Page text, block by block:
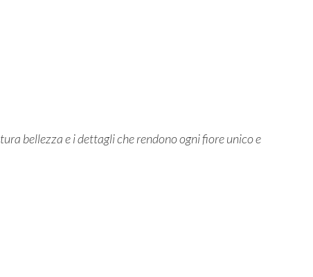
bellezza e i dettagli che rendono ogni fiore unico e